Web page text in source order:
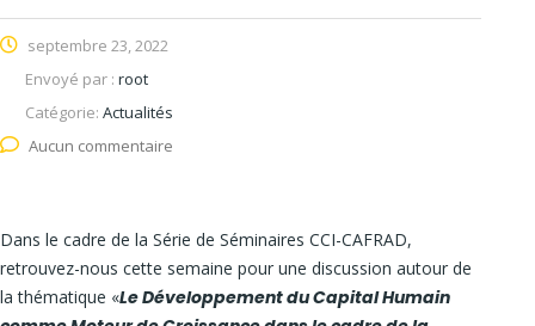
septembre 23, 2022
Envoyé par : root
Catégorie: Actualités
Aucun commentaire
Dans le cadre de la Série de Séminaires CCI-CAFRAD,
retrouvez-nous cette semaine pour une discussion autour de
la thématique «Le Développement du Capital Humain